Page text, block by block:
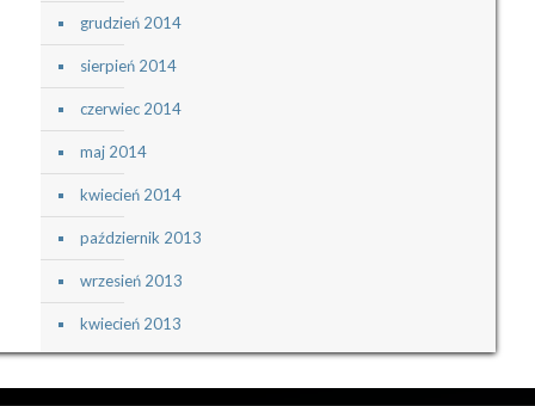
grudzień 2014
sierpień 2014
czerwiec 2014
maj 2014
kwiecień 2014
październik 2013
wrzesień 2013
kwiecień 2013